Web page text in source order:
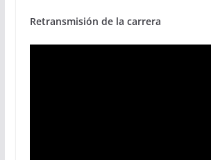
Retransmisión de la carrera